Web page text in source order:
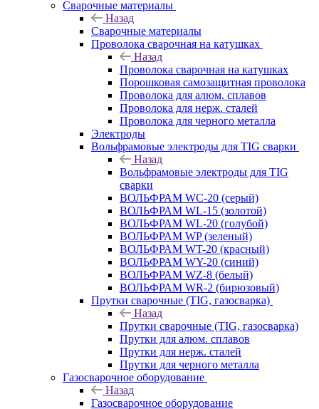
Сварочные материалы
Назад
Сварочные материалы
Проволока сварочная на катушках
Назад
Проволока сварочная на катушках
Порошковая самозащитная проволока
Проволока для алюм. сплавов
Проволока для нерж. сталей
Проволока для черного металла
Электроды
Вольфрамовые электроды для TIG сварки
Назад
Вольфрамовые электроды для TIG
сварки
ВОЛЬФРАМ WC-20 (серый)
ВОЛЬФРАМ WL-15 (золотой)
ВОЛЬФРАМ WL-20 (голубой)
ВОЛЬФРАМ WP (зеленый)
ВОЛЬФРАМ WT-20 (красный)
ВОЛЬФРАМ WY-20 (синий)
ВОЛЬФРАМ WZ-8 (белый)
ВОЛЬФРАМ WR-2 (бирюзовый)
Прутки сварочные (TIG, газосварка)
Назад
Прутки сварочные (TIG, газосварка)
Прутки для алюм. сплавов
Прутки для нерж. сталей
Прутки для черного металла
Газосварочное оборудование
Назад
Газосварочное оборудование